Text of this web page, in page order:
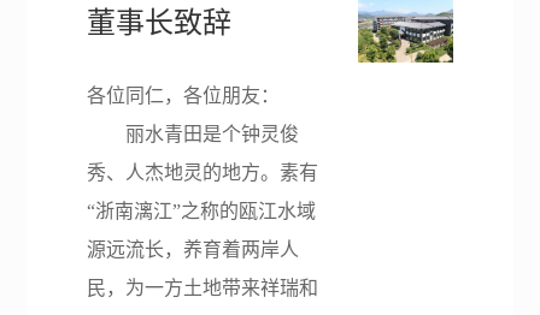
青山
简介
乐动（中
国）
乐动（中
国）
企业理念
董事长致辞
各位同仁，各位朋友：
丽水青田是个钟灵俊
秀、人杰地灵的地方。素有
“浙南漓江”之称的瓯江水域
源远流长，养育着两岸人
民，为一方土地带来祥瑞和